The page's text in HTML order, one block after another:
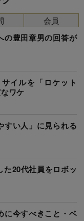
の豊田章男の回答が
イルを「ロケット
ワケ
すい人」に見られる
20代社員をロボッ
に今すべきこと・ベ
会員